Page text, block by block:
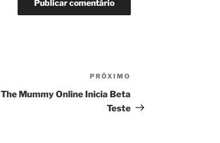
PRÓXIMO
The Mummy Online Inicia Beta
Teste